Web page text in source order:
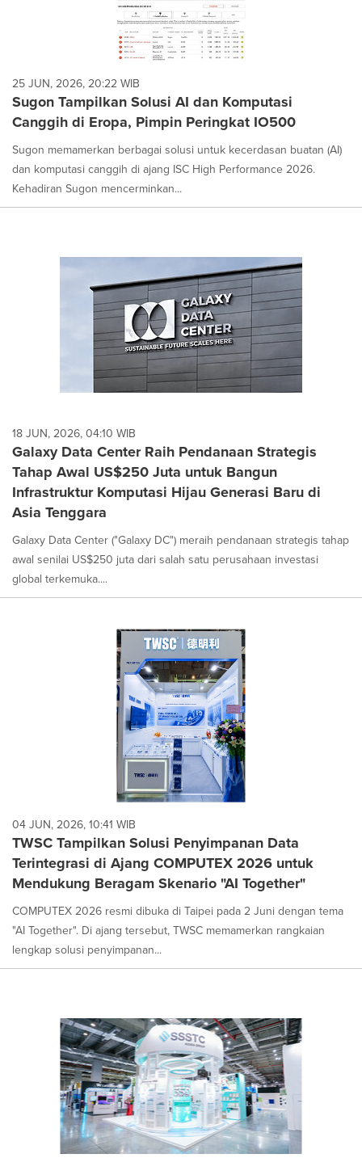
25 JUN, 2026, 20:22 WIB
Sugon Tampilkan Solusi AI dan Komputasi
Canggih di Eropa, Pimpin Peringkat IO500
Sugon memamerkan berbagai solusi untuk kecerdasan buatan (AI)
dan komputasi canggih di ajang ISC High Performance 2026.
Kehadiran Sugon mencerminkan...
18 JUN, 2026, 04:10 WIB
Galaxy Data Center Raih Pendanaan Strategis
Tahap Awal US$250 Juta untuk Bangun
Infrastruktur Komputasi Hijau Generasi Baru di
Asia Tenggara
Galaxy Data Center ("Galaxy DC") meraih pendanaan strategis tahap
awal senilai US$250 juta dari salah satu perusahaan investasi
global terkemuka....
04 JUN, 2026, 10:41 WIB
TWSC Tampilkan Solusi Penyimpanan Data
Terintegrasi di Ajang COMPUTEX 2026 untuk
Mendukung Beragam Skenario "AI Together"
COMPUTEX 2026 resmi dibuka di Taipei pada 2 Juni dengan tema
"AI Together". Di ajang tersebut, TWSC memamerkan rangkaian
lengkap solusi penyimpanan...